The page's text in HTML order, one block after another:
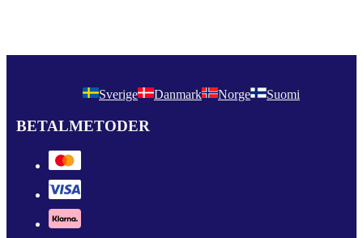
Sverige Danmark Norge Suomi
BETALMETODER